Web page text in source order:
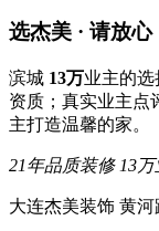
选杰美 · 请放心
滨城 13万业主的
资质；真实业主点
主打造温馨的家。
21年品质装修 13
大连杰美装饰 黄